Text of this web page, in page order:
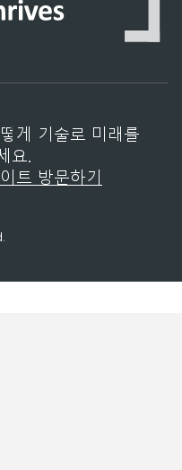
게 기술로 미래를
요.
트 방문하기